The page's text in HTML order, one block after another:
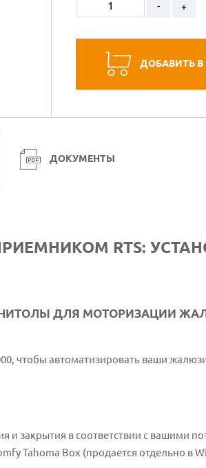
- +
ДОБАВИТЬ В
ДОКУМЕНТЫ
RTS:
ДЛЯ МОТОРИЗАЦИИ
чтобы автоматизировать ваши
и закрытия в соответствии с вашими
Tahoma Box (продается отдельно в